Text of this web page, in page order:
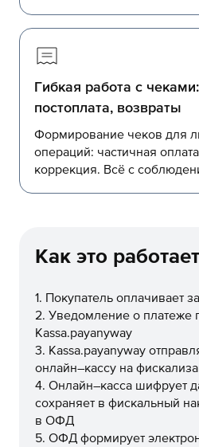
Гибкая работа с
постоплата, возвраты
Формирование чеков для
операций: частичная
коррекция. Всё с
Как это работает
1. Покупатель оплачивает
2. Уведомление о платеже
Kassa.payanyway
3. Kassa.payanyway
онлайн–кассу на
4. Онлайн–касса шифрует
сохраняет в фискальный
в ОФД
5. ОФД формирует